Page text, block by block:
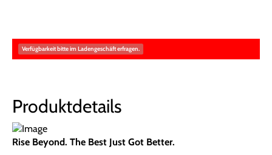
Verfügbarkeit bitte im Ladengeschäft erfragen.
Produktdetails
Rise Beyond. The Best Just Got Better.